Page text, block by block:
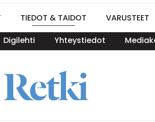
TIEDOT & TAIDOT VARUSTEET
Digilehti Yhteystiedot